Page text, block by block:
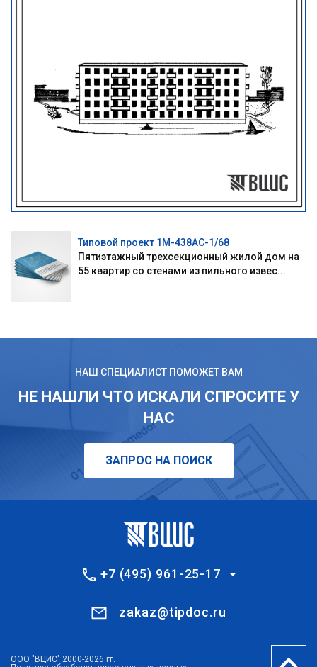
Типовой проект 1М-438АС-1/68
Пятиэтажный трехсекционный жилой дом на
55 квартир со стенами из пильного извес...
НАШ СПЕЦИАЛИСТ ПОМОЖЕТ ВАМ
НЕ НАШЛИ ЧТО ИСКАЛИ СПРОСИТЕ У
НАС
ЗАПРОС НА ПОИСК
+7 (495) 961-25-17
zakaz@tipdoc.ru
ООО "ВЦИС" 2000-2026 гг.